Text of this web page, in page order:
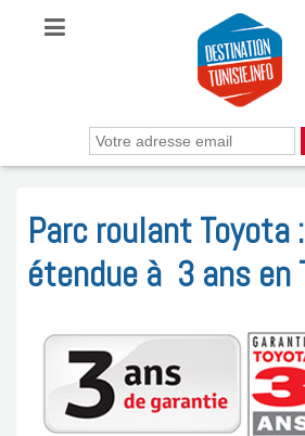
Parc roulant Toyota
étendue à 3 ans en